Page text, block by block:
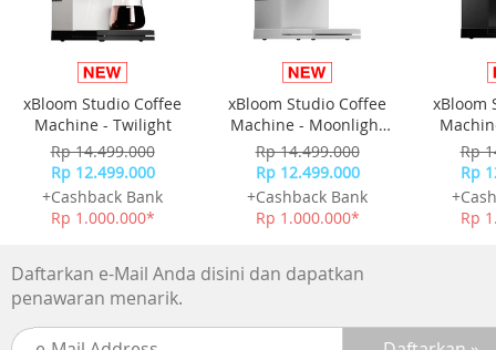
Dual Port USB
Dilengkapi car adaptor dengan dual port yang dapat
mengaktifkan Car Purifier sekaligus mengisi ulang daya
telepon genggam atau tablet Anda.
xBloom Studio Coffee
Machine - Twilight
Rp 14.499.000
Rp 12.499.000
+Cashback Bank
Rp 1.000.000*
xBloom Studio Coffee
Machine - Moonlight
White
Rp 14.499.000
Rp 12.499.000
+Cashback Bank
Rp 1.000.000*
xBloom
Rp
Rp
Rp
Daftarkan e-Mail Anda disini dan dapatkan
penawaran menarik.